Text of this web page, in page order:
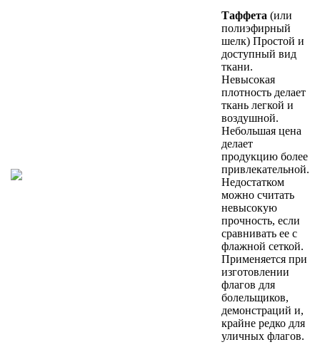
Таффета (или
полиэфирный
шелк) Простой и
доступный вид
ткани.
Невысокая
плотность делает
ткань легкой и
воздушной.
Небольшая цена
делает
продукцию более
привлекательной.
Недостатком
можно считать
невысокую
прочность, если
сравнивать ее с
флажной сеткой.
Применяется при
изготовлении
флагов для
болельщиков,
демонстраций и,
крайне редко для
уличных флагов.